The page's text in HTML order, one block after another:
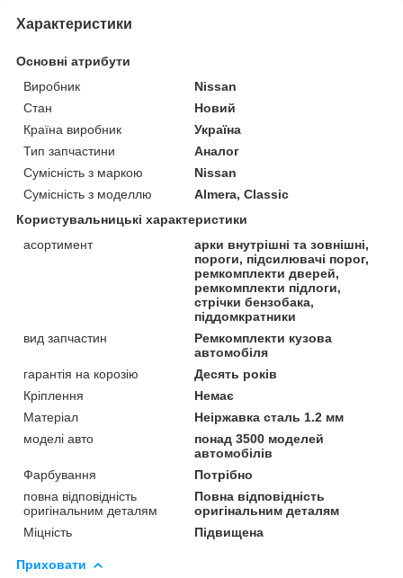
Характеристики
Основні атрибути
Виробник
Nissan
Стан
Новий
Країна виробник
Україна
Тип запчастини
Аналог
Сумісність з маркою
Nissan
Сумісність з моделлю
Almera, Classic
Користувальницькі характеристики
асортимент
арки внутрішні та зовнішні,
пороги, підсилювачі порог,
ремкомплекти дверей,
ремкомплекти підлоги,
стрічки бензобака,
піддомкратники
вид запчастин
Ремкомплекти кузова
автомобіля
гарантія на корозію
Десять років
Кріплення
Немає
Матеріал
Неіржавка сталь 1.2 мм
моделі авто
понад 3500 моделей
автомобілів
Фарбування
Потрібно
повна відповідність
оригінальним деталям
Повна відповідність
оригінальним деталям
Міцність
Підвищена
Приховати